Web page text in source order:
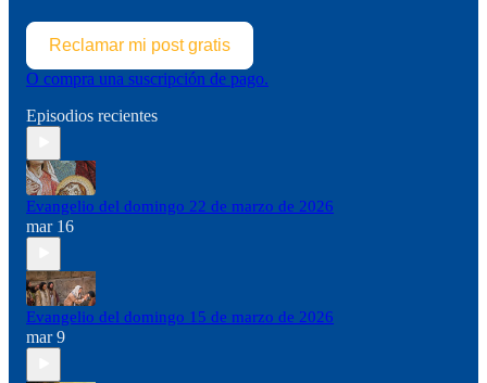
Reclamar mi post gratis
O compra una suscripción de pago.
Episodios recientes
Evangelio del domingo 22 de marzo de 2026
mar 16
Evangelio del domingo 15 de marzo de 2026
mar 9